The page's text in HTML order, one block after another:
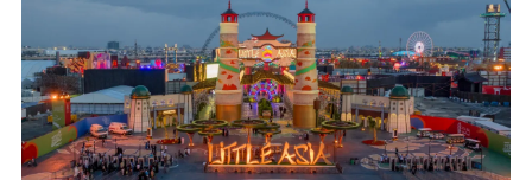
فيديو
مطبخ سيدتي
مقالات الرأي
ستايل
تقارير
عروس سيدتي